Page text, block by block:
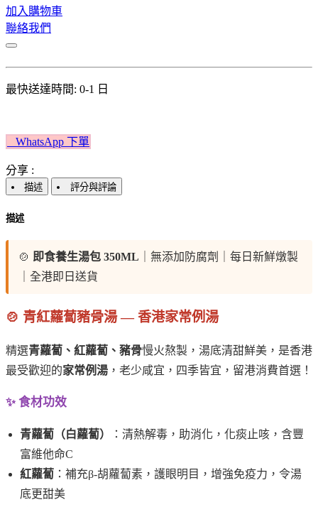
加入購物車
聯絡我們
最快送達時間: 0-1 日
W​​hatsApp 下單​​​​​​
分享 :
描述 評分與評論
描述
🍲 即食養生湯包 350ML ｜無添加防腐劑｜每日新鮮燉製
｜全港即日送貨
🍲 青紅蘿蔔豬骨湯 — 香港家常例湯
精選青蘿蔔、紅蘿蔔、豬骨慢火熬製，湯底清甜鮮美，是香港
最受歡迎的家常例湯 ，老少咸宜，四季皆宜，留港消費首選！
✨ 食材功效
青蘿蔔（白蘿蔔）
：清熱解毒，助消化，化痰止咳，含豐
富維他命C
紅蘿蔔 ：補充β-胡蘿蔔素，護眼明目，增強免疫力，令湯
底更甜美